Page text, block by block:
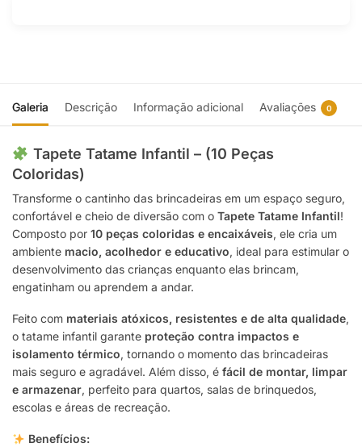
Galeria Descrição Informação adicional Avaliações 0
Tapete Tatame Infantil – (10 Peças
Coloridas)
Transforme o cantinho das brincadeiras em um espaço seguro,
confortável e cheio de diversão com o Tapete Tatame Infantil!
Composto por 10 peças coloridas e encaixáveis, ele cria um
ambiente macio, acolhedor e educativo, ideal para estimular o
desenvolvimento das crianças enquanto elas brincam,
engatinham ou aprendem a andar.
Feito com materiais atóxicos, resistentes e de alta qualidade,
o tatame infantil garante proteção contra impactos e
isolamento térmico, tornando o momento das brincadeiras
mais seguro e agradável. Além disso, é fácil de montar, limpar
e armazenar, perfeito para quartos, salas de brinquedos,
escolas e áreas de recreação.
Benefícios: